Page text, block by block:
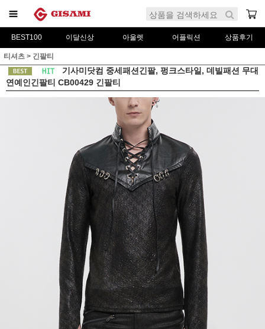
BEST100 이달신상 아울렛 어플릭션 상품후기
티셔츠 > 긴팔티
기사미닷컴 중세패션긴팔, 펑크스타일, 데빌패션 무대
연예인긴팔티 CB00429 긴팔티